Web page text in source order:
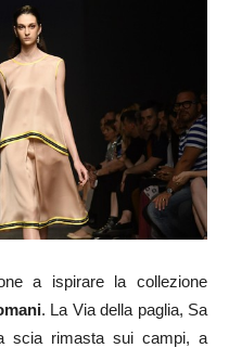
a ispirare la collezione
. La Via della paglia, Sa
scia rimasta sui campi, a